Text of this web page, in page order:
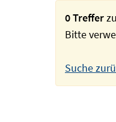
0 Treffer
Bitte
Suche